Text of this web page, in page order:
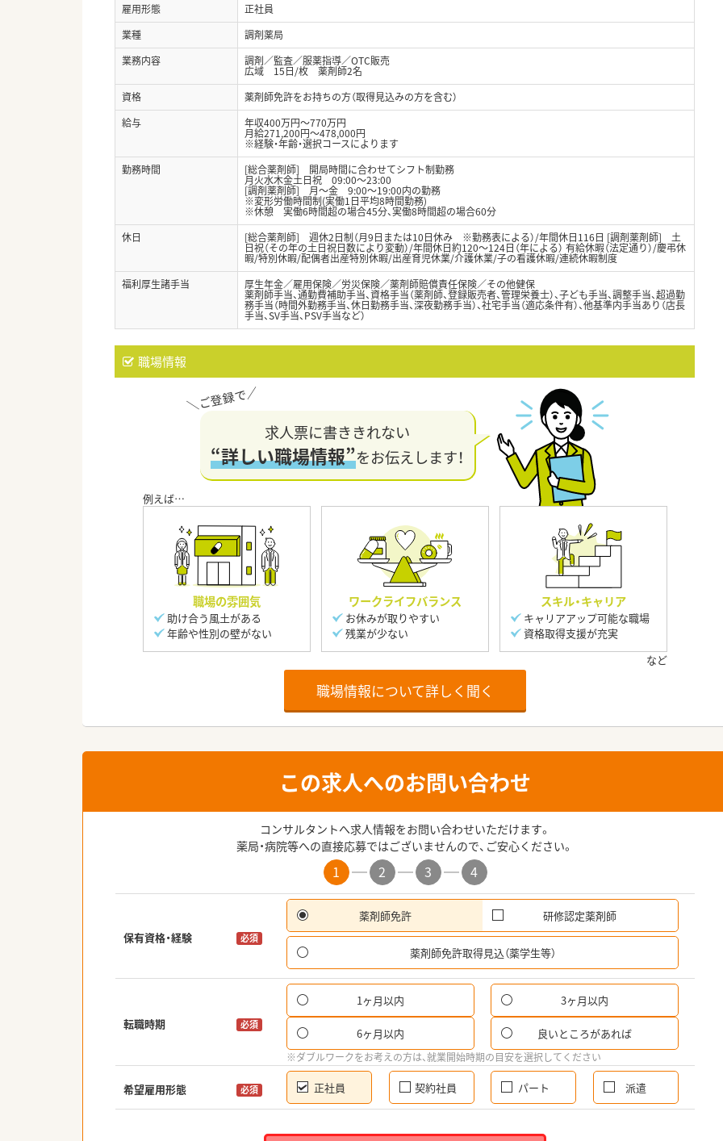
雇用形態
正社員
業種
調剤薬局
業務内容
調剤／監査／服薬指導／OTC販売
広域 15日/枚 薬剤師2名
資格
薬剤師免許をお持ちの方（取得見込みの方を含む）
給与
年収400万円～770万円
月給271,200円～478,000円
※経験・年齢・選択コースによります
勤務時間
[総合薬剤師] 開局時間に合わせてシフト制勤務
月火水木金土日祝 09:00〜23:00
[調剤薬剤師] 月～金 9:00～19:00内の勤務
※変形労働時間制(実働1日平均8時間勤務)
※休憩 実働6時間超の場合45分、実働8時間超の場合60分
休日
[総合薬剤師] 週休2日制（月9日または10日休み ※勤務表による）/年間休日116日 [調剤薬剤師] 土
日祝（その年の土日祝日数により変動）/年間休日約120～124日（年による） 有給休暇（法定通り）/慶弔休
暇/特別休暇/配偶者出産特別休暇/出産育児休業/介護休業/子の看護休暇/連続休暇制度
福利厚生諸手当
厚生年金／雇用保険／労災保険／薬剤師賠償責任保険／その他健保
薬剤師手当、通勤費補助手当、資格手当（薬剤師、登録販売者、管理栄養士）、子ども手当、調整手当、超過勤
務手当（時間外勤務手当、休日勤務手当、深夜勤務手当）、社宅手当（適応条件有）、他基準内手当あり（店長
手当、SV手当、PSV手当など）
職場情報
求人票に書ききれない
“詳しい職場情報”をお伝えします！
職場の雰囲気
助け合う風土がある
年齢や性別の壁がない
ワークライフバランス
お休みが取りやすい
残業が少ない
スキル・キャリア
キャリアアップ可能な職場
資格取得支援が充実
職場情報について詳しく聞く
この求人へのお問い合わせ
コンサルタントへ求人情報をお問い合わせいただけます。
薬局・病院等への直接応募ではございませんので、ご安心ください。
1 2 3 4
保有資格・経験 必須
薬剤師免許 研修認定薬剤師
薬剤師免許取得見込（薬学生等）
転職時期 必須
1ヶ月以内 3ヶ月以内
6ヶ月以内 良いところがあれば
※ダブルワークをお考えの方は、就業開始時期の目安を選択してください
希望雇用形態 必須 正社員 契約社員 パート 派遣